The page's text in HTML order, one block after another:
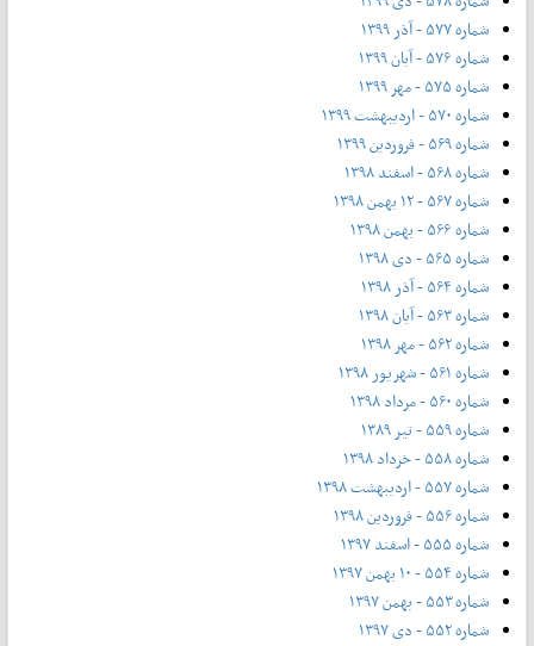
شماره ۵۷۷ - آذر ۱۳۹۹
شماره ۵۷۶ - آبان ۱۳۹۹
شماره ۵۷۵ - مهر ۱۳۹۹
شماره ۵۷۰ - اردیبهشت ۱۳۹۹
شماره ۵۶۹ - فروردین ۱۳۹۹
شماره ۵۶۸ - اسفند ۱۳۹۸
شماره ۵۶۷ - ۱۲ بهمن ۱۳۹۸
شماره ۵۶۶ - بهمن ۱۳۹۸
شماره ۵۶۵ - دی ۱۳۹۸
شماره ۵۶۴ - آذر ۱۳۹۸
شماره ۵۶۳ - آیان ۱۳۹۸
شماره ۵۶۲ - مهر ۱۳۹۸
شماره ۵۶۱ - شهریور ۱۳۹۸
شماره ۵۶۰ - مرداد ۱۳۹۸
شماره ۵۵۹ - تیر ۱۳۸۹
شماره ۵۵۸ - خرداد ۱۳۹۸
شماره ۵۵۷ - اردیبهشت ۱۳۹۸
شماره ۵۵۶ - فروردین ۱۳۹۸
شماره ۵۵۵ - اسفند ۱۳۹۷
شماره ۵۵۴ - ۱۰ بهمن ۱۳۹۷
شماره ۵۵۳ - بهمن ۱۳۹۷
شماره ۵۵۲ - دی ۱۳۹۷